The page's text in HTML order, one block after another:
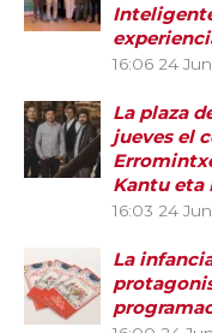
16:06 24
La plaza
jueves el
Kantu eta
16:03 24
La